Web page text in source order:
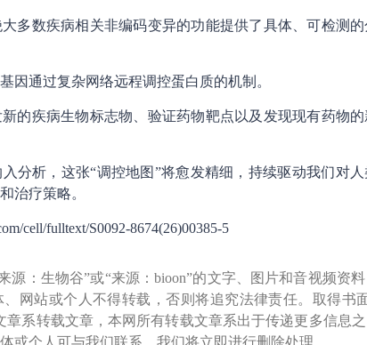
多数疾病相关非编码变异的功能提供了具体、可检测
因通过复杂网络远程调控蛋白质的机制。
的疾病生物标志物、验证药物靶点以及发现现有药物
分析，这张“调控地图”将愈发精细，持续驱动我们对人
治疗策略。
cell/fulltext/S0092-8674(26)00385-5
源：生物谷”或“来源：bioon”的文字、图片和音视频资
网站或个人不得转载，否则将追究法律责任。取得书
章系转载文章，本网所有转载文章系出于传递更多信息